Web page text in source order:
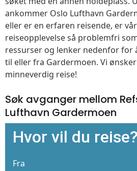
ankommer Oslo Lufthavn
eller er en erfaren reisende, er
reiseopplevelse så problemfri
ressurser og lenker nedenfor for
til eller fra Gardermoen. Vi
minneverdig reise!
Søk avganger mellom
Lufthavn Gardermoen
Hvor vil du reise?
Fra